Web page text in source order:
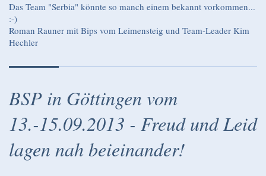
Das Team "Serbia" könnte so manch einem bekannt vorkommen...
:-)
Roman Rauner mit Bips vom Leimensteig und Team-Leader Kim
Hechler
BSP in Göttingen vom
13.-15.09.2013 - Freud und Leid
lagen nah beieinander!